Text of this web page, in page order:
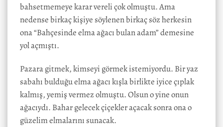
bahsetmemeye karar vereli çok olmuştu. Ama
nedense birkaç kişiye söylenen birkaç söz herkesin
ona “Bahçesinde elma ağacı bulan adam” demesine
yol açmıştı.
Pazara gitmek, kimseyi görmek istemiyordu. Bir yaz
sabahı bulduğu elma ağacı kışla birlikte iyice çıplak
kalmış, yemiş vermez olmuştu. Olsun o yine onun
ağacıydı. Bahar gelecek çiçekler açacak sonra ona o
güzelim elmalarını sunacak.